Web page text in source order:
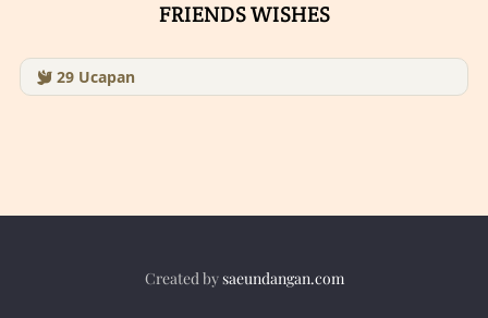
FRIENDS WISHES
29 Ucapan
Created bysaeundangan.com